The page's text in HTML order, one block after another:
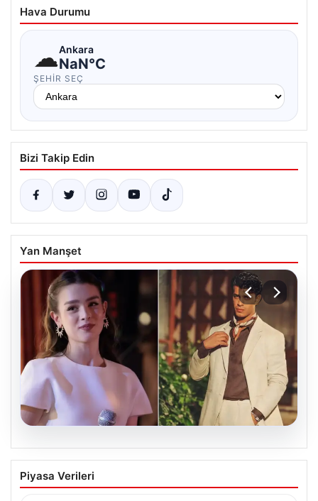
Hava Durumu
☁Ankara
NaN°C
ŞEHIR SEÇ
Bizi Takip Edin
Yan Manşet
‘Yeraltı’ dizisinde şok olay! Babası suç
duyurusunda bulundu: ‘Kızımla reşit
Piyasa Verileri